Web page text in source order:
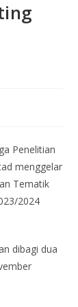
Penelitian
menggelar
Tematik
2024
dibagi dua